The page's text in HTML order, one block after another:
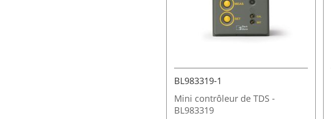
BL983319-1
Mini contrôleur de TDS -
BL983319